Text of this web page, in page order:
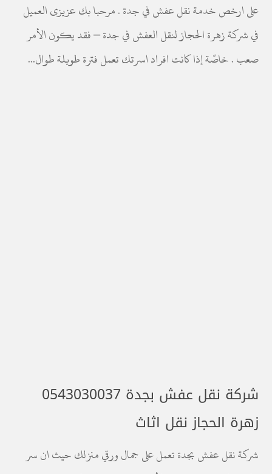
على ارخص خدمة نقل عفش في جدة . مرحبا بك عزيزى العميل
في شركة زهرة الحجاز لنقل العفش في جدة – فقد يكون الأمر
صعب . خاصًة إذا كانت افراد اسرتك تعمل فترة طويلة طوال...
شركة نقل عفش بجدة 0543030037
زهرة الحجاز نقل اثاث
شركة نقل عفش بجدة تعمل على جمال ورقي منزلك حيث ان سر